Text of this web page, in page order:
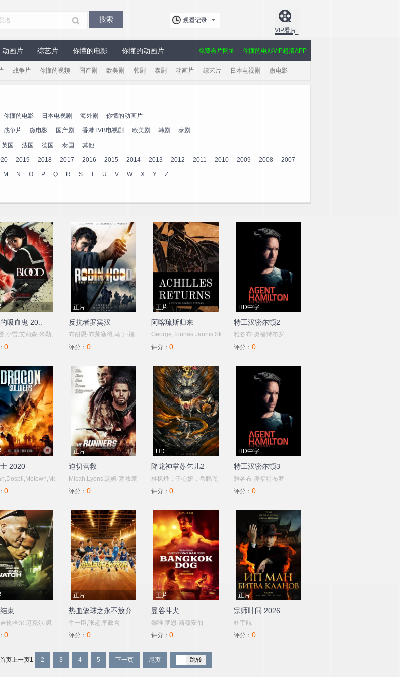
观看记录
VIP看片
动画片 综艺片 你懂的电影 你懂的动画片 你懂的电影VIP超清APP
免费看片网址
战争片 你懂的视频 国产剧 欧美剧 韩剧 泰剧 动画片 综艺片 日本电视剧 微电影
你懂的电影 日本电视剧 海外剧 你懂的动画片
战争片 微电影 国产剧 香港TVB电视剧 欧美剧 韩剧 泰剧
英国 法国 德国 泰国 其他
2019 2018 2017 2016 2015 2014 2013 2012 2011 2010 2009 2008 2007
M N O P Q R S T U V W X Y Z
吸血鬼 20..
,小雪,艾莉森·米勒,
·卢莎,约翰·约瑟夫·
0
正片
反抗者罗宾汉
布耐恩·布莱塞得,马丁·福
特,克里斯蒂安·奈恩
评分： 0
正片
阿喀琉斯归来
George,Tounas,Jannis,Sky,C.,Dan,Kristina,Lafser,
鲁迪·莱德贝特
评分： 0
HD中字
特工汉密尔顿2
雅各布·奥福特布罗
评分： 0
2020
0
正片
迫切营救
Micah,Lyons,汤姆·塞兹摩
尔,格伦·莫肖
布鲁克·里昂
斯
评分： 0
HD
降龙神掌苏乞儿2
林枫烨，于心妍，岳鹏飞
评分： 0
HD中字
特工汉密尔顿3
雅各布·奥福特布罗
评分： 0
束
伦哈尔,迈克尔·佩
·肯德里克,亚美莉
0
正片
热血篮球之永不放弃
牛一臣,张超,李政含
评分： 0
正片
曼谷斗犬
黎唯,罗恩·斯穆安伯
格,Bear,Williams
评分： 0
正片
宗师叶问 2026
杜宇航
评分： 0
首页上一页1 2 3 4 5 下一页 尾页